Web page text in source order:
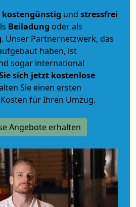
kostengünstig und stressfrei
Beiladung oder als
. Unser Partnernetzwerk, das
haben, ist
sogar international
sich jetzt kostenlose
Sie einen ersten
für Ihren Umzug.
Angebote erhalten